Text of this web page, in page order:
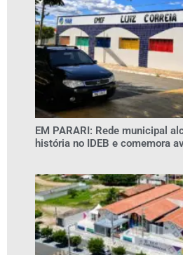
EM PARARI: Rede municipal
história no IDEB e comemora